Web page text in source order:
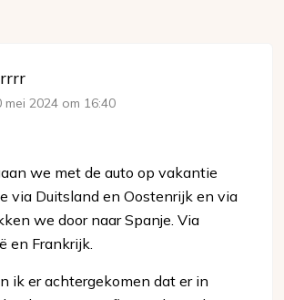
mei 2024 om 16:40
we met de auto op vakantie
via Duitsland en Oostenrijk en via
we door naar Spanje. Via
en Frankrijk.
ik er achtergekomen dat er in